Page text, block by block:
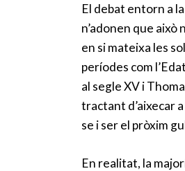
El debat entorn a
n’adonen que
en si mateixa les
períodes com
al segle XV i
tractant d’aixecar
se i ser el pròxim
En realitat, la